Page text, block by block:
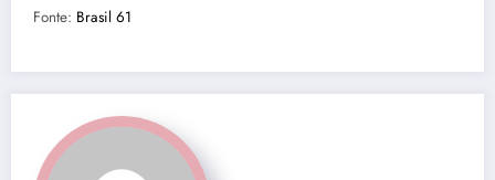
Fonte: Brasil 61